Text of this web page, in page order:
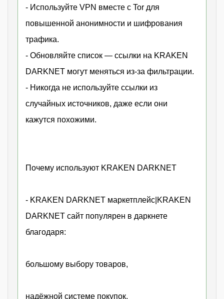
- Используйте VPN вместе с Tor для
повышенной анонимности и шифрования
трафика.
- Обновляйте список — ссылки на KRAKEN
DARKNET могут меняться из-за фильтрации.
- Никогда не используйте ссылки из
случайных источников, даже если они
кажутся похожими.
Почему используют KRAKEN DARKNET
- KRAKEN DARKNET маркетплейс|KRAKEN
DARKNET сайт популярен в даркнете
благодаря:
большому выбору товаров,
надёжной системе покупок,